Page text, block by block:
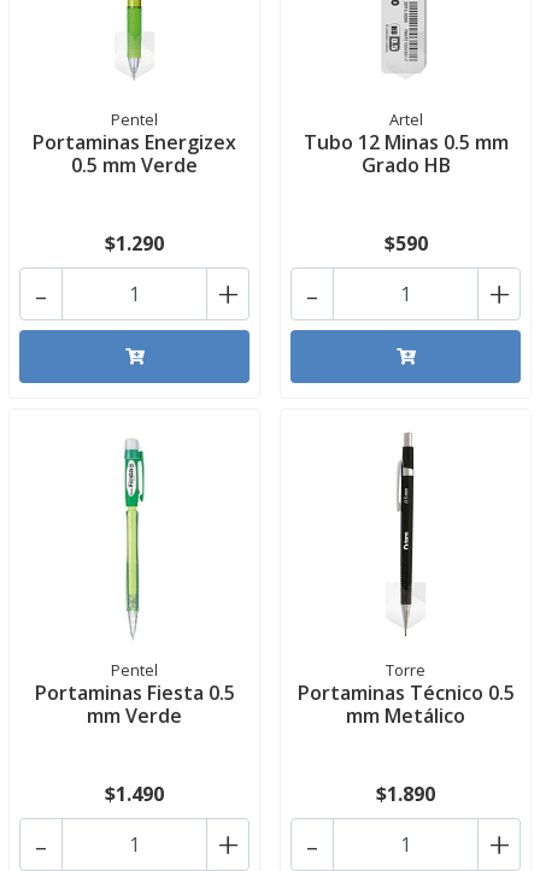
Pentel
Portaminas Energizex
0.5 mm Verde
$1.290
+
-
Artel
Tubo 12 Minas 0.5 mm
Grado HB
$590
+
-
Pentel
Portaminas Fiesta 0.5
mm Verde
$1.490
+
-
Torre
Portaminas Técnico 0.5
mm Metálico
$1.890
+
-